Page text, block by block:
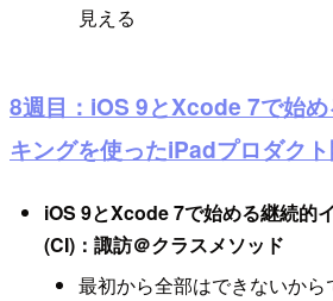
見える
8週目：iOS 9とXcode 7で始
キングを使ったiPadプロダク
iOS 9とXcode 7で始める継続的
(CI)：諏訪＠クラスメソッド
最初から全部はできないか